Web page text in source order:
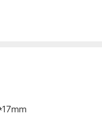
하자
더의 조건| 45번의 스피